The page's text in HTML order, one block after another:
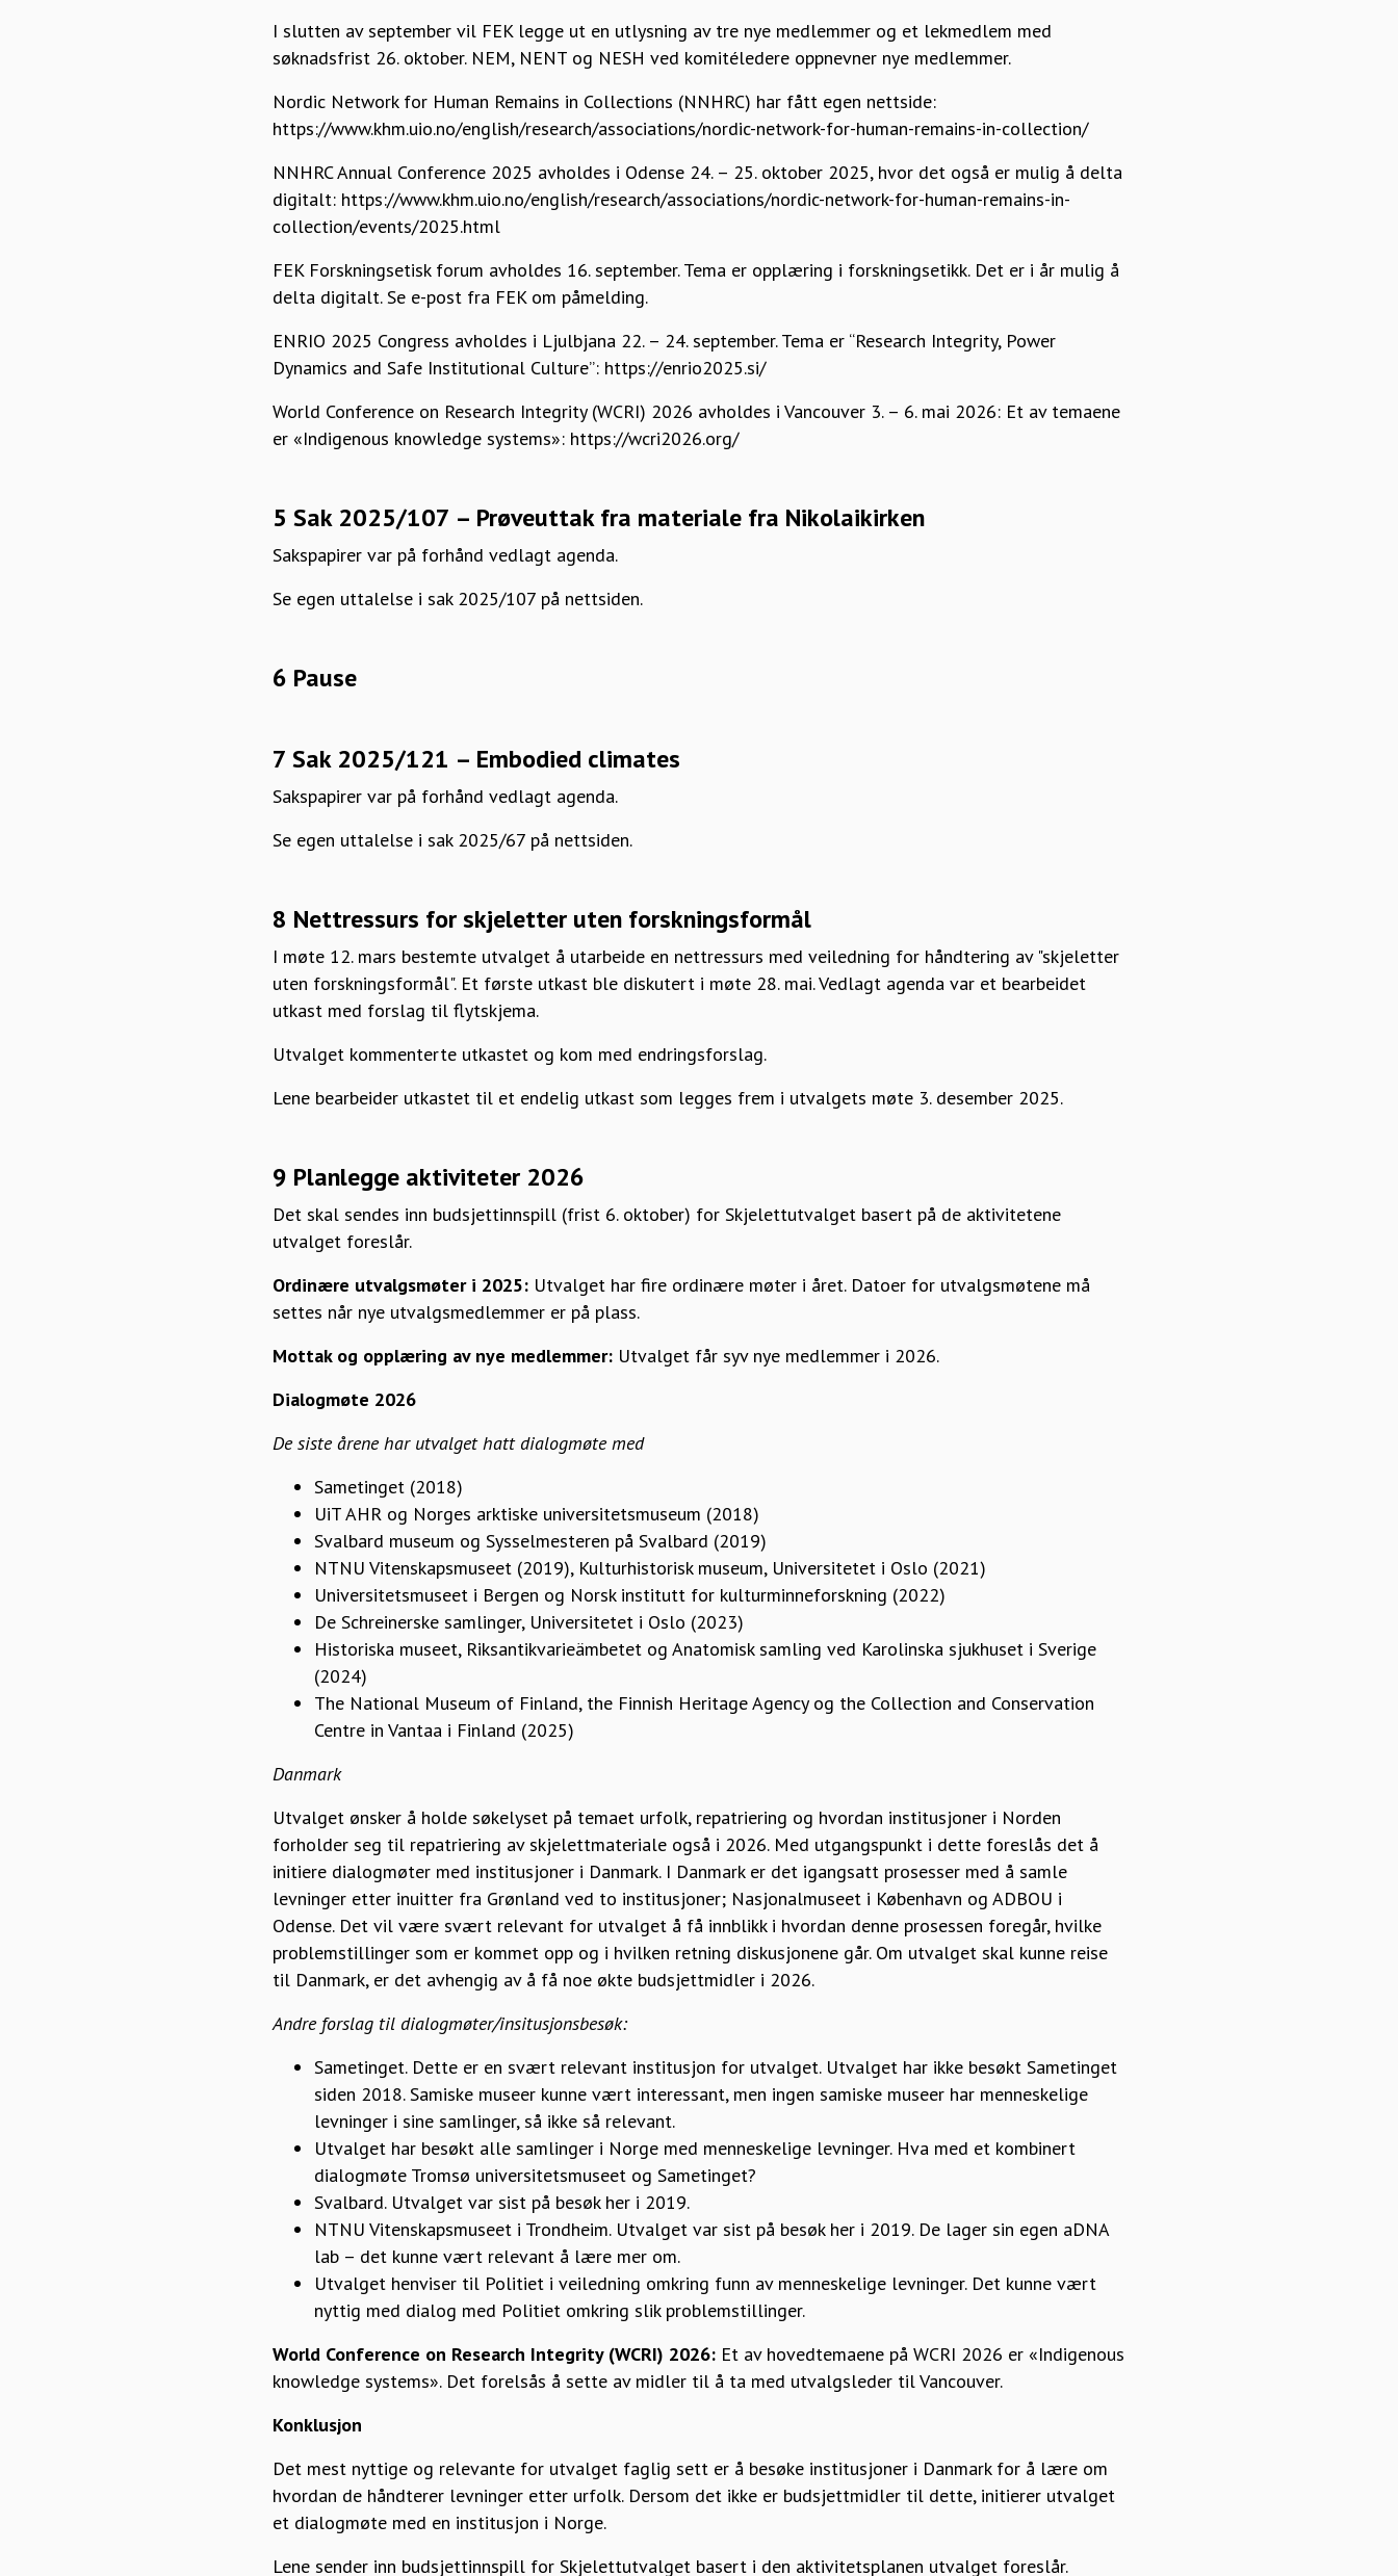
I slutten av september vil FEK legge ut en utlysning av tre nye medlemmer og et lekmedlem med
søknadsfrist 26. oktober. NEM, NENT og NESH ved komitéledere oppnevner nye medlemmer.
Nordic Network for Human Remains in Collections (NNHRC) har fått egen nettside:
https://www.khm.uio.no/english/research/associations/nordic-network-for-human-remains-in-collection/
NNHRC Annual Conference 2025 avholdes i Odense 24. – 25. oktober 2025, hvor det også er mulig å delta
digitalt: https://www.khm.uio.no/english/research/associations/nordic-network-for-human-remains-in-
collection/events/2025.html
FEK Forskningsetisk forum avholdes 16. september. Tema er opplæring i forskningsetikk. Det er i år mulig å
delta digitalt. Se e-post fra FEK om påmelding.
ENRIO 2025 Congress avholdes i Ljulbjana 22. – 24. september. Tema er “Research Integrity, Power
Dynamics and Safe Institutional Culture”: https://enrio2025.si/
World Conference on Research Integrity (WCRI) 2026 avholdes i Vancouver 3. – 6. mai 2026: Et av temaene
er «Indigenous knowledge systems»: https://wcri2026.org/
5 Sak 2025/107 – Prøveuttak fra materiale fra Nikolaikirken
Sakspapirer var på forhånd vedlagt agenda.
Se egen uttalelse i sak 2025/107 på nettsiden.
6 Pause
7 Sak 2025/121 – Embodied climates
Sakspapirer var på forhånd vedlagt agenda.
Se egen uttalelse i sak 2025/67 på nettsiden.
8 Nettressurs for skjeletter uten forskningsformål
I møte 12. mars bestemte utvalget å utarbeide en nettressurs med veiledning for håndtering av "skjeletter
uten forskningsformål". Et første utkast ble diskutert i møte 28. mai. Vedlagt agenda var et bearbeidet
utkast med forslag til flytskjema.
Utvalget kommenterte utkastet og kom med endringsforslag.
Lene bearbeider utkastet til et endelig utkast som legges frem i utvalgets møte 3. desember 2025.
9 Planlegge aktiviteter 2026
Det skal sendes inn budsjettinnspill (frist 6. oktober) for Skjelettutvalget basert på de aktivitetene
utvalget foreslår.
Ordinære utvalgsmøter i 2025: Utvalget har fire ordinære møter i året. Datoer for utvalgsmøtene må
settes når nye utvalgsmedlemmer er på plass.
Mottak og opplæring av nye medlemmer: Utvalget får syv nye medlemmer i 2026.
Dialogmøte 2026
De siste årene har utvalget hatt dialogmøte med
Sametinget (2018)
UiT AHR og Norges arktiske universitetsmuseum (2018)
Svalbard museum og Sysselmesteren på Svalbard (2019)
NTNU Vitenskapsmuseet (2019), Kulturhistorisk museum, Universitetet i Oslo (2021)
Universitetsmuseet i Bergen og Norsk institutt for kulturminneforskning (2022)
De Schreinerske samlinger, Universitetet i Oslo (2023)
Historiska museet, Riksantikvarieämbetet og Anatomisk samling ved Karolinska sjukhuset i Sverige
(2024)
The National Museum of Finland, the Finnish Heritage Agency og the Collection and Conservation
Centre in Vantaa i Finland (2025)
Danmark
Utvalget ønsker å holde søkelyset på temaet urfolk, repatriering og hvordan institusjoner i Norden
forholder seg til repatriering av skjelettmateriale også i 2026. Med utgangspunkt i dette foreslås det å
initiere dialogmøter med institusjoner i Danmark. I Danmark er det igangsatt prosesser med å samle
levninger etter inuitter fra Grønland ved to institusjoner; Nasjonalmuseet i København og ADBOU i
Odense. Det vil være svært relevant for utvalget å få innblikk i hvordan denne prosessen foregår, hvilke
problemstillinger som er kommet opp og i hvilken retning diskusjonene går. Om utvalget skal kunne reise
til Danmark, er det avhengig av å få noe økte budsjettmidler i 2026.
Andre forslag til dialogmøter/insitusjonsbesøk:
Sametinget. Dette er en svært relevant institusjon for utvalget. Utvalget har ikke besøkt Sametinget
siden 2018. Samiske museer kunne vært interessant, men ingen samiske museer har menneskelige
levninger i sine samlinger, så ikke så relevant.
Utvalget har besøkt alle samlinger i Norge med menneskelige levninger. Hva med et kombinert
dialogmøte Tromsø universitetsmuseet og Sametinget?
Svalbard. Utvalget var sist på besøk her i 2019.
NTNU Vitenskapsmuseet i Trondheim. Utvalget var sist på besøk her i 2019. De lager sin egen aDNA
lab – det kunne vært relevant å lære mer om.
Utvalget henviser til Politiet i veiledning omkring funn av menneskelige levninger. Det kunne vært
nyttig med dialog med Politiet omkring slik problemstillinger.
World Conference on Research Integrity (WCRI) 2026: Et av hovedtemaene på WCRI 2026 er «Indigenous
knowledge systems». Det forelsås å sette av midler til å ta med utvalgsleder til Vancouver.
Konklusjon
Det mest nyttige og relevante for utvalget faglig sett er å besøke institusjoner i Danmark for å lære om
hvordan de håndterer levninger etter urfolk. Dersom det ikke er budsjettmidler til dette, initierer utvalget
et dialogmøte med en institusjon i Norge.
Lene sender inn budsjettinnspill for Skjelettutvalget basert i den aktivitetsplanen utvalget foreslår.